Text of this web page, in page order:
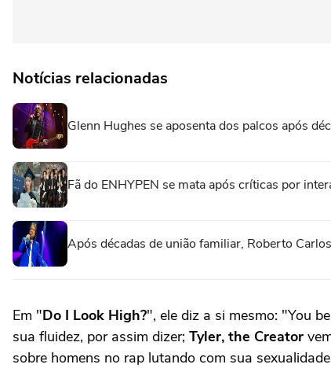
Notícias relacionadas
Glenn Hughes se aposenta dos palcos após
Fã do ENHYPEN se mata após críticas por
Após décadas de união familiar, Roberto
Em "Do I Look High?", ele diz a si mesmo: "You
sua fluidez, por assim dizer; Tyler, the Creator
sobre homens no rap lutando com sua